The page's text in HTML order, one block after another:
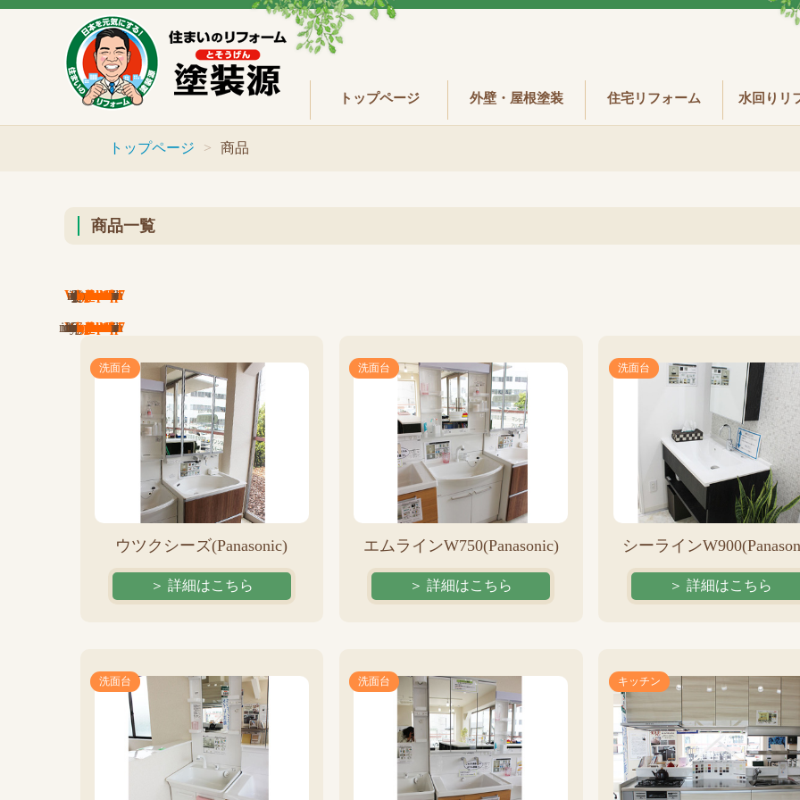
トップページ 外壁・屋根塗装 住宅リフォーム 水回りリ
トップページ 商品
商品一覧
Warning/home/gaiheki/build-art.co.jp/public_html/wp-content/themes/build-art/archive-items.php17
Warning/home/gaiheki/build-art.co.jp/public_html/wp-content/themes/build-art/archive-items.php17
洗面台
ウツクシーズ(Panasonic)
＞ 詳細はこちら
洗面台
エムラインW750(Panasonic)
＞ 詳細はこちら
洗面台
シーライン
＞ 詳細はこちら
洗面台 洗面台 キッチン